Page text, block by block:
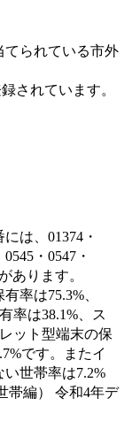
てられている市外
されています。
は、01374・
・0547・
あります。
率は75.3%、
率は38.1%、ス
ット型端末の保
です。またイ
世帯率は7.2%
帯編） 令和4年デ